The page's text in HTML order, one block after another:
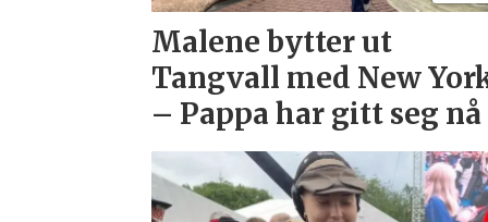
Malene bytter ut
Tangvall med New
– Pappa har gitt seg nå